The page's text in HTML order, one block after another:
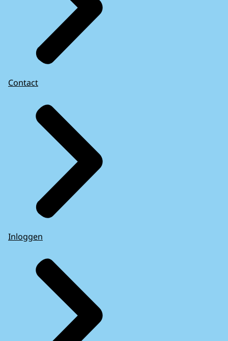
Contact
Inloggen